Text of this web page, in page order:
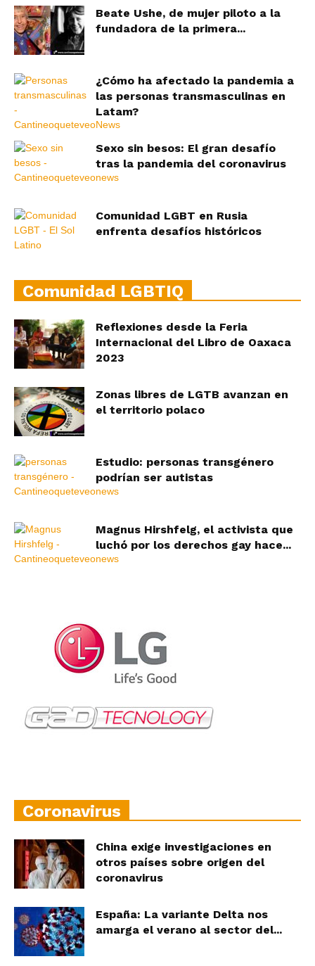
Beate Ushe, de mujer piloto a la
fundadora de la primera...
¿Cómo ha afectado la pandemia a
las personas transmasculinas en
Latam?
Sexo sin besos: El gran desafío
tras la pandemia del coronavirus
Comunidad LGBT en Rusia
enfrenta desafíos históricos
Comunidad LGBTIQ
Reflexiones desde la Feria
Internacional del Libro de Oaxaca
2023
Zonas libres de LGTB avanzan en
el territorio polaco
Estudio: personas transgénero
podrían ser autistas
Magnus Hirshfelg, el activista que
luchó por los derechos gay hace...
Coronavirus
China exige investigaciones en
otros países sobre origen del
coronavirus
España: La variante Delta nos
amarga el verano al sector del...